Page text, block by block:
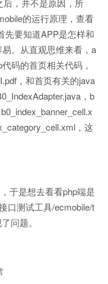
，并不是原因，所
的运行原理，查看
先要知道APP是怎样和
。从直观思维来看，a
码的首页相关代码，
，和首页有关的java
，b
，这
于是想去看看php端是
口测试工具/ecmobile/t
问题。